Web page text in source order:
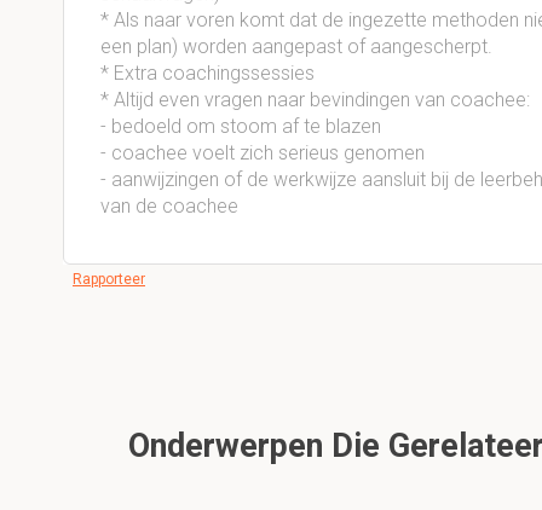
* Als naar voren komt dat de ingezette methoden
een plan) worden aangepast of aangescherpt.
* Extra coachingssessies
* Altijd even vragen naar bevindingen van coachee:
- bedoeld om stoom af te blazen
- coachee voelt zich serieus genomen
- aanwijzingen of de werkwijze aansluit bij de
van de coachee
Rapporteer
Onderwerpen Die